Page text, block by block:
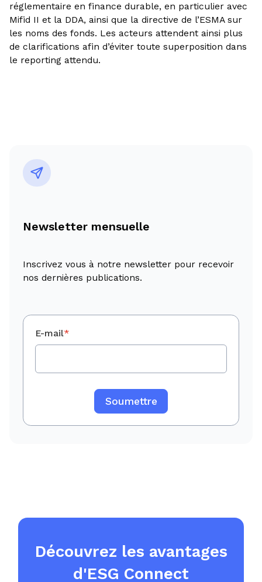
réglementaire en finance durable, en particulier avec
Mifid II et la DDA, ainsi que la directive de l’ESMA sur
les noms des fonds. Les acteurs attendent ainsi plus
de clarifications afin d’éviter toute superposition dans
le reporting attendu.
Newsletter mensuelle
Inscrivez vous à notre newsletter pour recevoir
nos dernières publications.
E-mail*
Découvrez les avantages
d'ESG Connect